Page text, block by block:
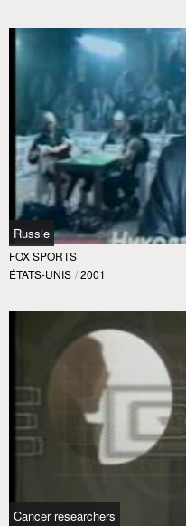
Russie
FOX SPORTS
ÉTATS-UNIS / 2001
Cancer researchers